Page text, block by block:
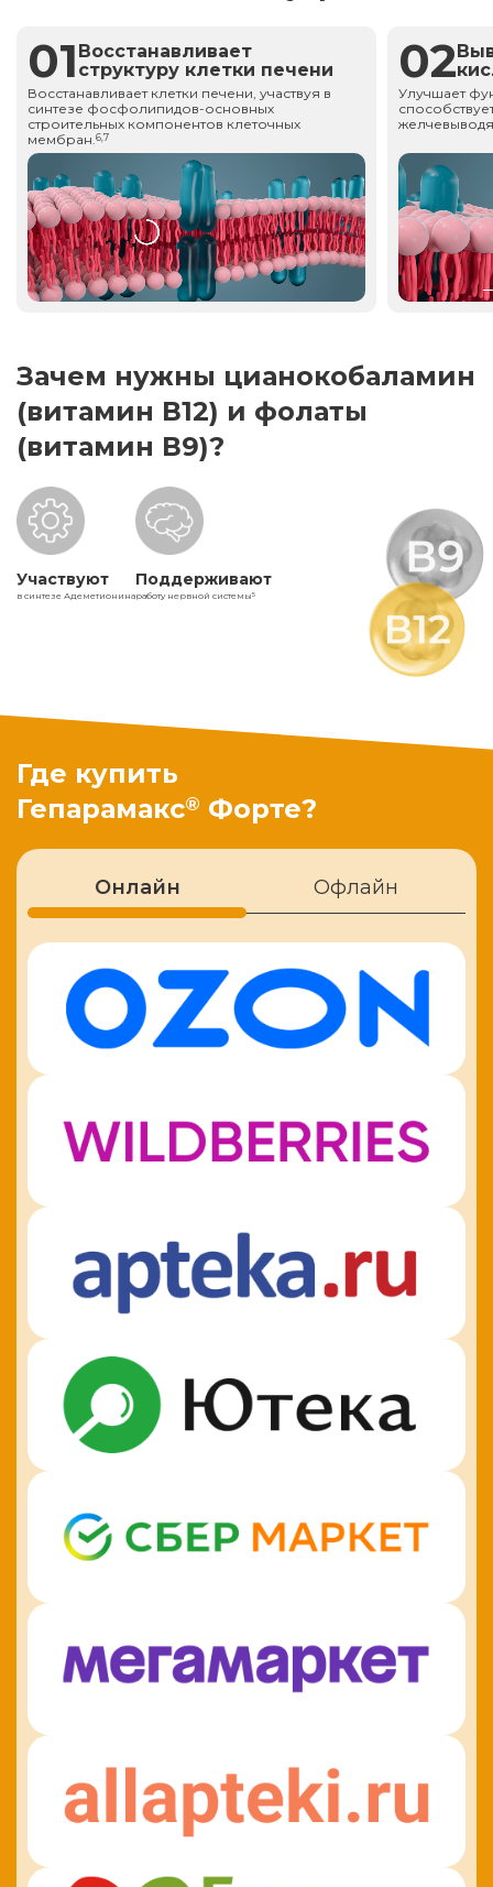
01 Восстанавливает
структуру клетки печени
Восстанавливает клетки печени, участвуя в
синтезе фосфолипидов-основных
строительных компонентов клеточных
мембран.6,7
02
Улучшает
Зачем нужны цианокобаламин
(витамин В12) и фолаты
(витамин В9)?
Участвуют
в синтезе Адеметионина
Поддерживают
работу нервной системы5
Где купить
Гепарамакс® Форте?
Онлайн Офлайн